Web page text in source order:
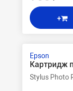
+
Epson
Картридж
Stylus Photo